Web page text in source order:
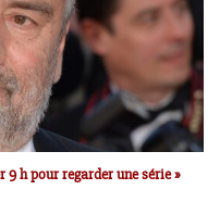
9 h pour regarder une série »